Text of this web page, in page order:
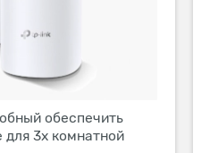
обеспечить
для 3х комнатной